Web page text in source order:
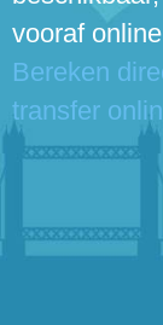
vooraf
Bereken
transfer